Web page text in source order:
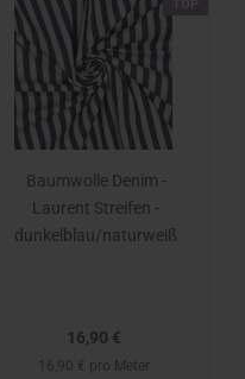
Baumwolle Denim -
Laurent Streifen -
dunkelblau/naturweiß
16,90 €
16,90 € pro Meter